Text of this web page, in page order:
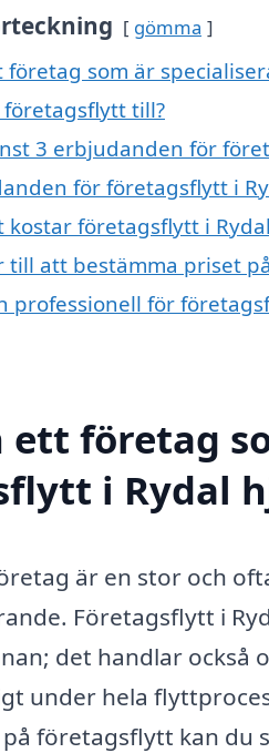
gömma
företag som är
till?
3 erbjudanden för
för företagsflytt i
kostar företagsflytt i
till att bestämma priset
professionell för
ett företag
i Rydal
är en stor och
Företagsflytt i
det handlar
under hela
företagsflytt kan du